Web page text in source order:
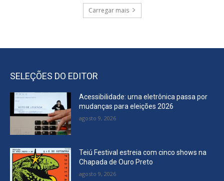
Carregar mais
SELEÇÕES DO EDITOR
Acessibilidade: urna eletrônica passa por
mudanças para eleições 2026
agosto 9, 2026
Teiú Festival estreia com cinco shows na
Chapada de Ouro Preto
agosto 9, 2026